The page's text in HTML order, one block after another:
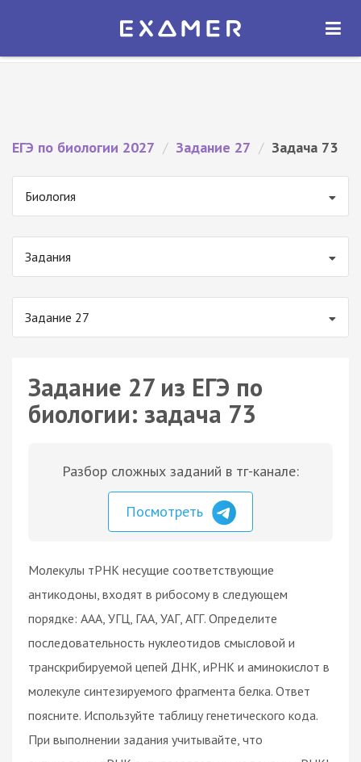
Экзамер — ЕГЭ 2027
ОТКРЫТЬ
ЕГЭ по биологии 2027 / Задание 27 / Задача 73
Биология
Задания
Задание 27
Задание 27 из ЕГЭ по
биологии: задача 73
Разбор сложных заданий в тг-канале:
Посмотреть
Молекулы тРНК несущие соответствующие
антикодоны, входят в рибосому в следующем
порядке: ААА, УГЦ, ГАА, УАГ, АГГ. Определите
последовательность нуклеотидов смысловой и
транскрибируемой цепей ДНК, иРНК и аминокислот в
молекуле синтезируемого фрагмента белка. Ответ
поясните. Используйте таблицу генетического кода.
При выполнении задания учитывайте, что